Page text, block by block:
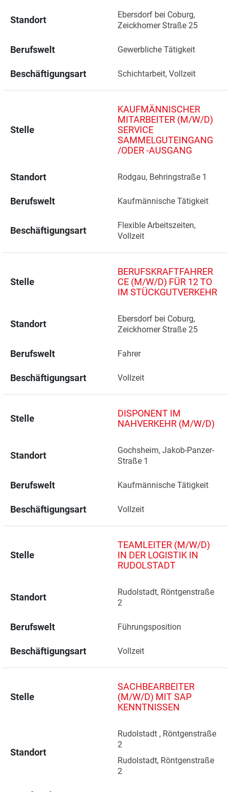
Standort
Ebersdorf bei Coburg,
Zeickhorner Straße 25
Berufswelt Gewerbliche Tätigkeit
Beschäftigungsart Schichtarbeit, Vollzeit
Stelle
KAUFMÄNNISCHER
MITARBEITER (M/W/D)
SERVICE
SAMMELGUTEINGANG
/ODER -AUSGANG
Standort Rodgau, Behringstraße 1
Berufswelt Kaufmännische Tätigkeit
Beschäftigungsart
Flexible Arbeitszeiten,
Vollzeit
Stelle
BERUFSKRAFTFAHRER
CE (M/W/D) FÜR 12 TO
IM STÜCKGUTVERKEHR
Standort
Ebersdorf bei Coburg,
Zeickhorner Straße 25
Berufswelt Fahrer
Beschäftigungsart Vollzeit
Stelle
DISPONENT IM
NAHVERKEHR (M/W/D)
Standort
Gochsheim, Jakob-Panzer-
Straße 1
Berufswelt Kaufmännische Tätigkeit
Beschäftigungsart Vollzeit
Stelle
TEAMLEITER (M/W/D)
IN DER LOGISTIK IN
RUDOLSTADT
Standort
Rudolstadt, Röntgenstraße
2
Berufswelt Führungsposition
Beschäftigungsart Vollzeit
Stelle
SACHBEARBEITER
(M/W/D) MIT SAP
KENNTNISSEN
Standort
Rudolstadt , Röntgenstraße
2
Rudolstadt, Röntgenstraße
2